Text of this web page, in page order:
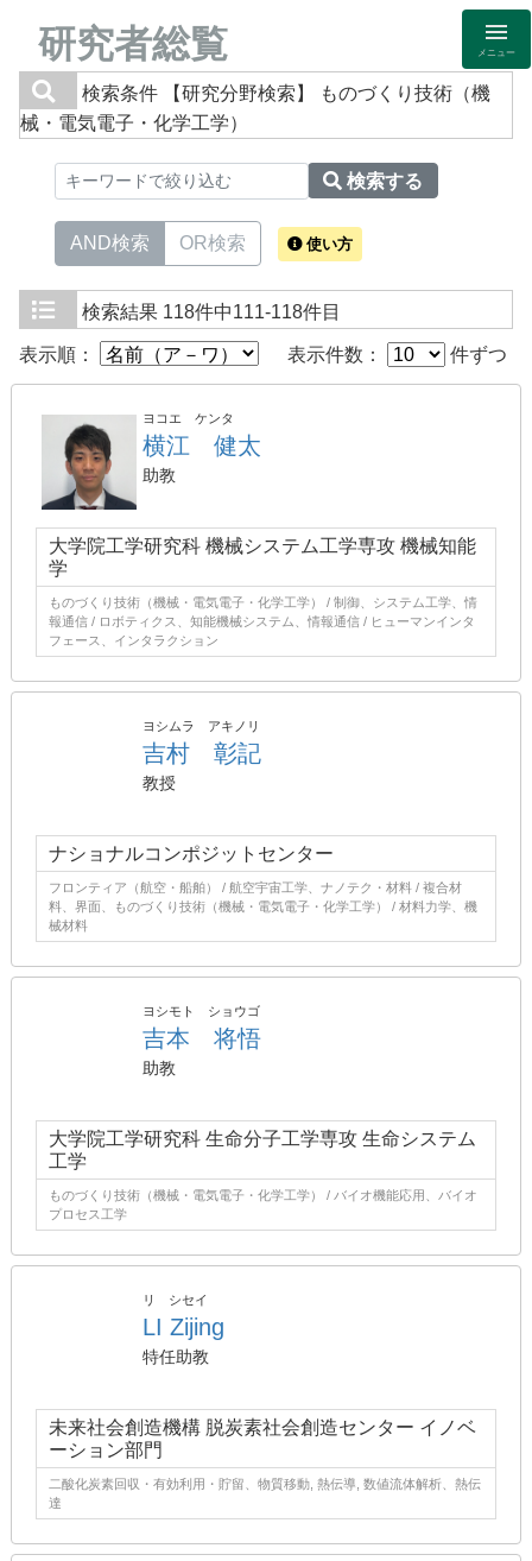
研究者総覧 メニュー
検索条件
【研究分野検索】 ものづくり技術（機
械・電気電子・化学工学）
検索する
AND検索 OR検索 使い方
検索結果 118件中111-118件目
表示順： 表示件数： 件ずつ
ヨコエ ケンタ
横江 健太
助教
大学院工学研究科 機械システム工学専攻 機械知能
学
ものづくり技術（機械・電気電子・化学工学） / 制御、システム工学、情
報通信 / ロボティクス、知能機械システム、情報通信 / ヒューマンインタ
フェース、インタラクション
ヨシムラ アキノリ
吉村 彰記
教授
ナショナルコンポジットセンター
フロンティア（航空・船舶） / 航空宇宙工学、ナノテク・材料 / 複合材
料、界面、ものづくり技術（機械・電気電子・化学工学） / 材料力学、機
械材料
ヨシモト ショウゴ
吉本 将悟
助教
大学院工学研究科 生命分子工学専攻 生命システム
工学
ものづくり技術（機械・電気電子・化学工学） / バイオ機能応用、バイオ
プロセス工学
リ シセイ
LI Zijing
特任助教
未来社会創造機構 脱炭素社会創造センター イノベ
ーション部門
二酸化炭素回収・有効利用・貯留、物質移動, 熱伝導, 数値流体解析、熱伝
達